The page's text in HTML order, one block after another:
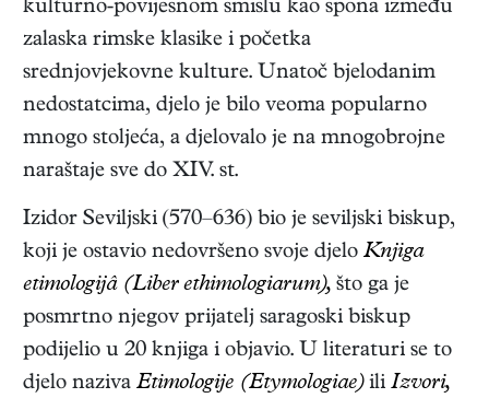
kulturno-povijesnom smislu kao spona između
zalaska rimske klasike i početka
srednjovjekovne kulture. Unatoč bjelodanim
nedostatcima, djelo je bilo veoma popularno
mnogo stoljeća, a djelovalo je na mnogobrojne
naraštaje sve do XIV. st.
Izidor Seviljski (570–636) bio je seviljski biskup,
koji je ostavio nedovršeno svoje djelo Knjiga
etimologijâ (Liber ethimologiarum), što ga je
posmrtno njegov prijatelj saragoski biskup
podijelio u 20 knjiga i objavio. U literaturi se to
djelo naziva Etimologije (Etymologiae)ili Izvori,